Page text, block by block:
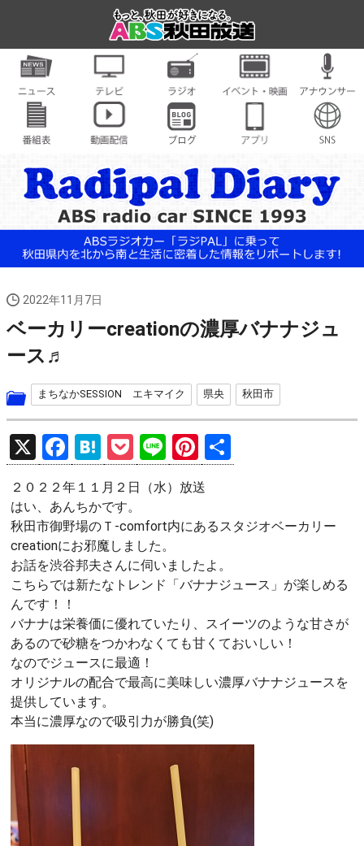
2022年11月7日
ベーカリーcreationの濃厚バナナジュ
ース♬
まちなかSESSION エキマイク 県央 秋田市
X
F
a
ce
b
o
o
k
H
at
e
n
a
P
o
ck
et
Li
n
e
Pi
nt
er
es
有
２０２２年１１月２日（水）放送
はい、あんちかです。
秋田市御野場のＴ‐comfort内にあるスタジオベーカリー
creationにお邪魔しました。
お話を渋谷邦夫さんに伺いましたよ。
こちらでは新たなトレンド「バナナジュース」が楽しめる
んです！！
バナナは栄養価に優れていたり、スイーツのような甘さが
あるので砂糖をつかわなくても甘くておいしい！
なのでジュースに最適！
オリジナルの配合で最高に美味しい濃厚バナナジュースを
提供しています。
本当に濃厚なので吸引力が勝負(笑)